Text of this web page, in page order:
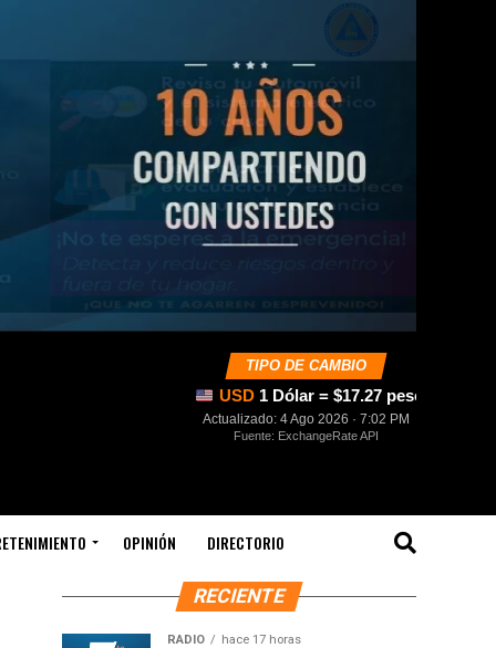
TIPO DE CAMBIO
USD 1 Dólar = $17.27 pesos
Actualizado: 4 Ago 2026 · 7:02 PM
Fuente: ExchangeRate API
OPINIÓN DIRECTORIO
RECIENTE
RADIO hace 17 horas